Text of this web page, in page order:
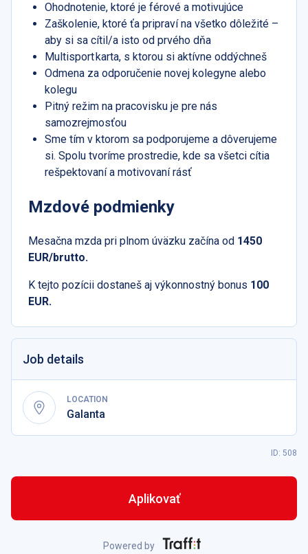
Ohodnotenie, ktoré je férové a motivujúce
Zaškolenie, ktoré ťa pripraví na všetko dôležité –
aby si sa cítil/a isto od prvého dňa
Multisport karta, s ktorou si aktívne oddýchneš
Odmena za odporučenie novej kolegyne alebo
kolegu
Pitný režim na pracovisku je pre nás
samozrejmosťou
Sme tím v ktorom sa podporujeme a dôverujeme
si. Spolu tvoríme prostredie, kde sa všetci cítia
rešpektovaní a motivovaní rásť
Mzdové podmienky
Mesačna mzda pri plnom úväzku začína od 1450
EUR/brutto.
K tejto pozícii dostaneš aj výkonnostný bonus 100
EUR.
Job details
LOCATION
Galanta
ID: 508
Aplikovať
Powered by